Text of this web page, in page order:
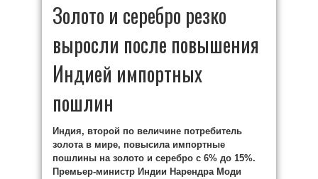
Золото и серебро резко
выросли после повышения
Индией импортных
пошлин
Индия, второй по величине потребитель
золота в мире, повысила импортные
пошлины на золото и серебро с 6% до 15%.
Премьер-министр Индии Нарендра Моди